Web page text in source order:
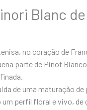
Blanc
no coração de
parte de Pinot
de uma maturação de
perfil floral e vivo, de